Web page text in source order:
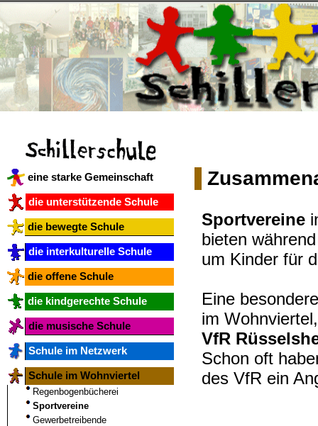
eine starke Gemeinschaft
die unterstützende Schule
die bewegte Schule
die interkulturelle Schule
die offene Schule
die kindgerechte Schule
die musische Schule
Schule im Netzwerk
Schule im Wohnviertel
Regenbogenbücherei
Sportvereine
Gewerbetreibende
Sportvereine
bieten
um Kinder für
Eine
im
VfR
Schon oft
des VfR ein